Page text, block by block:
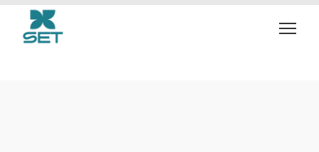
Taal Cafe Spaans